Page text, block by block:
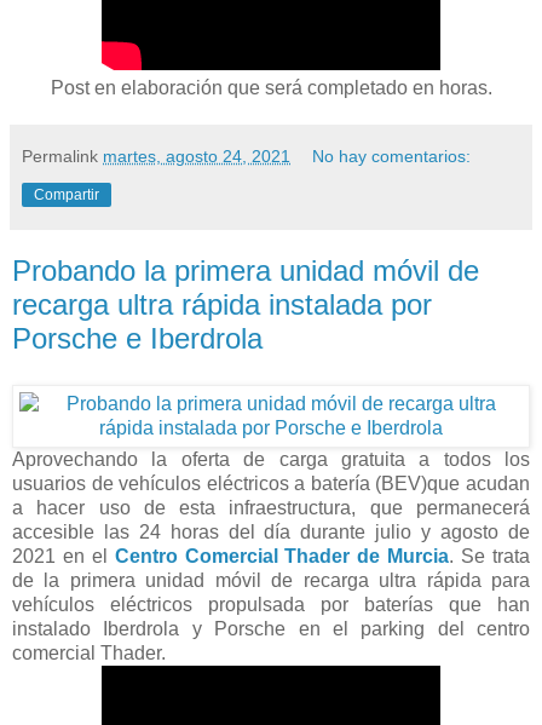
Post en elaboración que será completado en horas.
Permalink martes, agosto 24, 2021 No hay comentarios:
Compartir
Probando la primera unidad móvil de
recarga ultra rápida instalada por
Porsche e Iberdrola
Aprovechando la oferta de carga gratuita a todos los
usuarios de vehículos eléctricos a batería (BEV)que acudan
a hacer uso de esta infraestructura, que permanecerá
accesible las 24 horas del día durante julio y agosto de
2021 en el Centro Comercial Thader de Murcia. Se trata
de la primera unidad móvil de recarga ultra rápida para
vehículos eléctricos propulsada por baterías que han
instalado Iberdrola y Porsche en el parking del centro
comercial Thader.